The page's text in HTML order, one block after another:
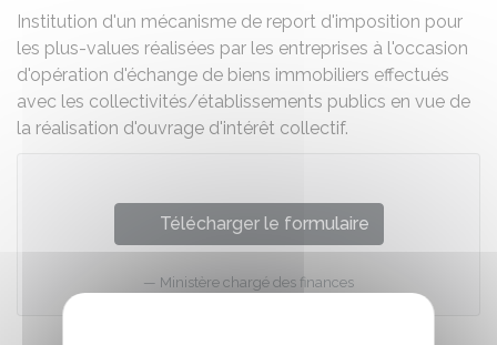
Institution d'un mécanisme de report d'imposition pour
les plus-values réalisées par les entreprises à l'occasion
d'opération d'échange de biens immobiliers effectués
avec les collectivités/établissements publics en vue de
la réalisation d'ouvrage d'intérêt collectif.
Télécharger le formulaire
Ministère chargé des finances